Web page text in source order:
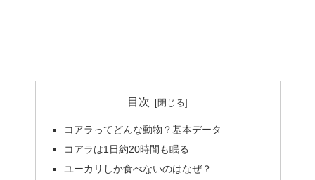
目次
コアラってどんな動物？基本データ
コアラは1日約20時間も眠る
ユーカリしか食べないのはなぜ？